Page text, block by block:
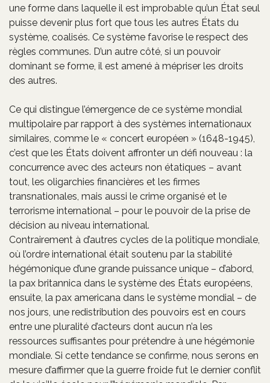
une forme dans laquelle il est improbable qu’un État seul
puisse devenir plus fort que tous les autres États du
système, coalisés. Ce système favorise le respect des
règles communes. D’un autre côté, si un pouvoir
dominant se forme, il est amené à mépriser les droits
des autres.
Ce qui distingue l’émergence de ce système mondial
multipolaire par rapport à des systèmes internationaux
similaires, comme le « concert européen » (1648-1945),
c’est que les États doivent affronter un défi nouveau : la
concurrence avec des acteurs non étatiques – avant
tout, les oligarchies financières et les firmes
transnationales, mais aussi le crime organisé et le
terrorisme international – pour le pouvoir de la prise de
décision au niveau international.
Contrairement à d’autres cycles de la politique mondiale,
où l’ordre international était soutenu par la stabilité
hégémonique d’une grande puissance unique – d’abord,
la pax britannica dans le système des États européens,
ensuite, la pax americana dans le système mondial – de
nos jours, une redistribution des pouvoirs est en cours
entre une pluralité d’acteurs dont aucun n’a les
ressources suffisantes pour prétendre à une hégémonie
mondiale. Si cette tendance se confirme, nous serons en
mesure d’affirmer que la guerre froide fut le dernier conflit